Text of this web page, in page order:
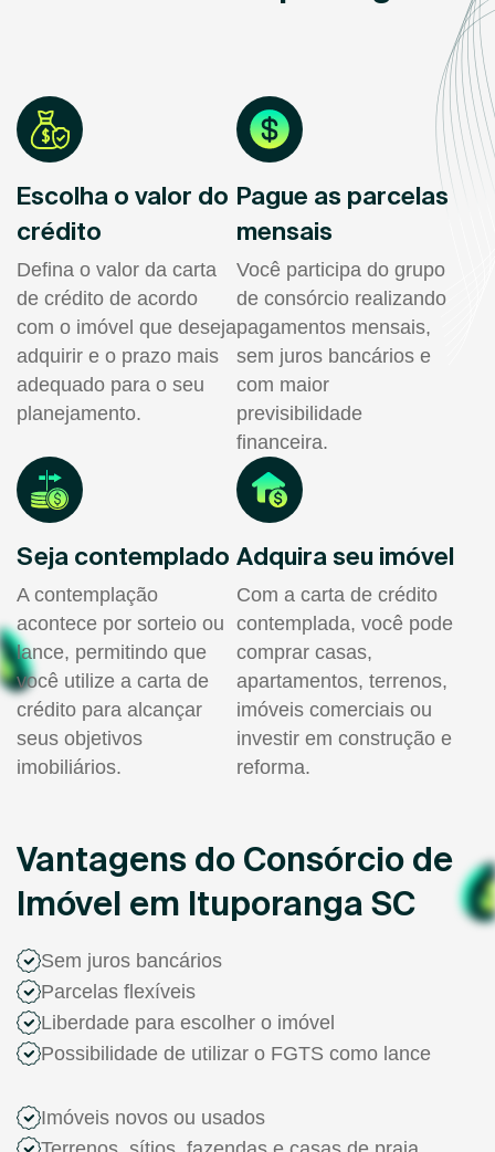
Escolha o valor do
crédito
Defina o valor da carta
de crédito de acordo
com o imóvel que deseja
adquirir e o prazo mais
adequado para o seu
planejamento.
Pague as parcelas
mensais
Você participa do grupo
de consórcio realizando
pagamentos mensais,
sem juros bancários e
com maior
previsibilidade
financeira.
Seja contemplado
A contemplação
acontece por sorteio ou
lance, permitindo que
você utilize a carta de
crédito para alcançar
seus objetivos
imobiliários.
Adquira seu imóvel
Com a carta de crédito
contemplada, você pode
comprar casas,
apartamentos, terrenos,
imóveis comerciais ou
investir em construção e
reforma.
Vantagens do Consórcio de
Imóvel em Ituporanga SC
Sem juros bancários
Parcelas flexíveis
Liberdade para escolher o imóvel
Possibilidade de utilizar o FGTS como lance
Imóveis novos ou usados